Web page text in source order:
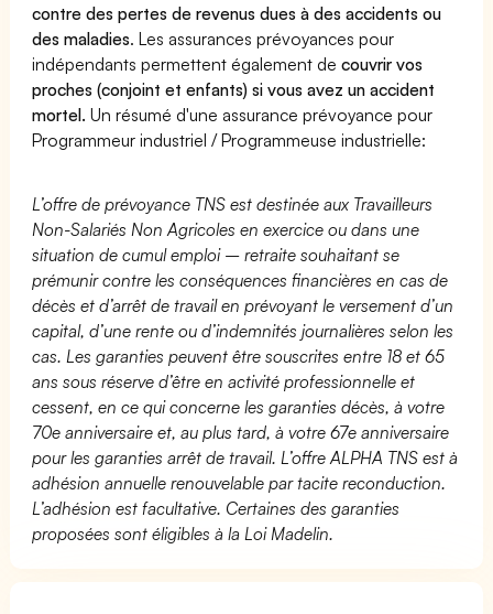
contre des pertes de revenus dues à des accidents ou
des maladies. Les assurances prévoyances pour
indépendants permettent également decouvrir vos
proches (conjoint et enfants) si vous avez un accident
mortel. Un résumé d'une assurance prévoyance pour
Programmeur industriel / Programmeuse industrielle:
L’offre de prévoyance TNS est destinée aux Travailleurs
Non-Salariés Non Agricoles en exercice ou dans une
situation de cumul emploi – retraite souhaitant se
prémunir contre les conséquences financières en cas de
décès et d’arrêt de travail en prévoyant le versement d’un
capital, d’une rente ou d’indemnités journalières selon les
cas. Les garanties peuvent être souscrites entre 18 et 65
ans sous réserve d’être en activité professionnelle et
cessent, en ce qui concerne les garanties décès, à votre
70e anniversaire et, au plus tard, à votre 67e anniversaire
pour les garanties arrêt de travail. L’offre ALPHA TNS est à
adhésion annuelle renouvelable par tacite reconduction.
L’adhésion est facultative. Certaines des garanties
proposées sont éligibles à la Loi Madelin.